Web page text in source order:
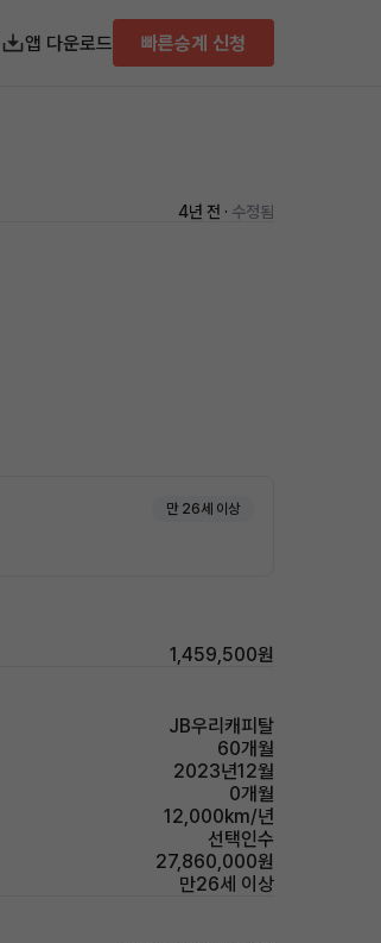
앱 다운로드 빠른승계 신청
4년 전 · 수정됨
만 26세 이상
1,459,500원
JB우리캐피탈
60개월
2023년12월
0개월
12,000km/년
선택인수
27,860,000원
만26세 이상